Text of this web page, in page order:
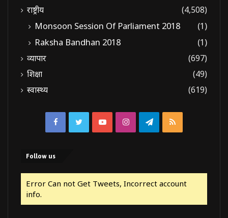
राष्ट्रीय
(4,508)
Monsoon Session Of Parliament 2018
(1)
Raksha Bandhan 2018
(1)
व्यापार
(697)
शिक्षा
(49)
स्वास्थ्य
(619)
FacebookTwitterYouTubeInstagramTelegram
RSS
Follow us
Error Can not Get Tweets, Incorrect account
info.